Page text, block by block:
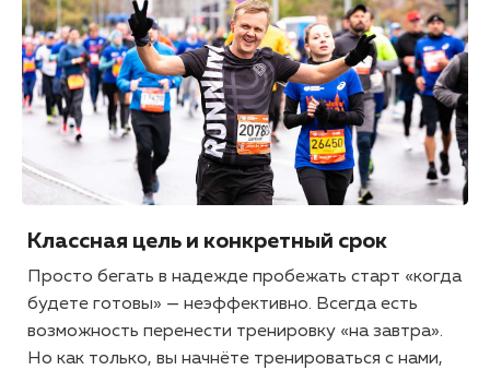
Классная цель и конкретный срок
Просто бегать в надежде пробежать старт «когда
будете готовы» — неэффективно. Всегда есть
возможность перенести тренировку «на завтра».
Но как только, вы начнёте тренироваться с нами,